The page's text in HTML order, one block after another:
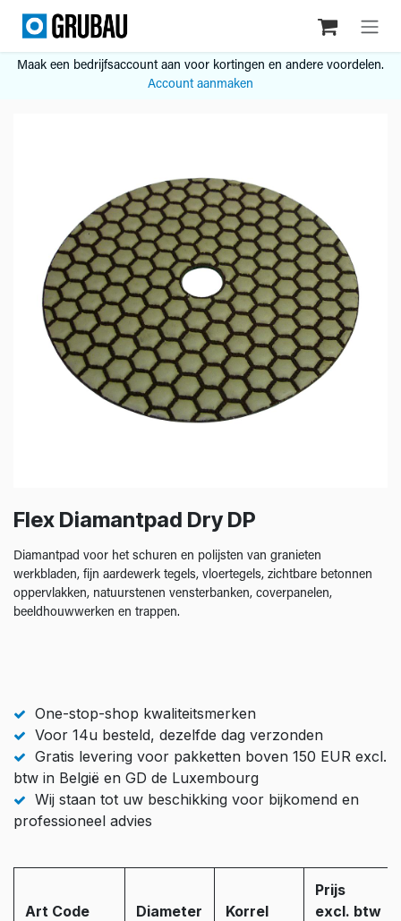
Overslaan naar inhoud
Maak een bedrijfsaccount aan voor kortingen en andere voordelen.
Account aanmaken
Flex Diamantpad Dry DP
Diamantpad voor het schuren en polijsten van granieten
werkbladen, fijn aardewerk tegels, vloertegels, zichtbare betonnen
oppervlakken, natuurstenen vensterbanken, coverpanelen,
beeldhouwwerken en trappen.
One-stop-shop kwaliteitsmerken
Voor 14u besteld, dezelfde dag verzonden
Gratis levering voor pakketten boven 150 EUR excl.
btw in België en GD de Luxembourg
Wij staan tot uw beschikking voor bijkomend en
professioneel advies
Art Code Diameter Korrel
Prijs
excl. btw